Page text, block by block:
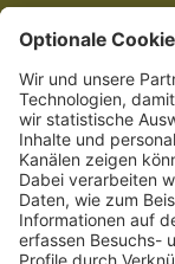
Schnellzugriff
SOCIAL